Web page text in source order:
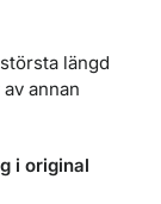
längd
annan
i original